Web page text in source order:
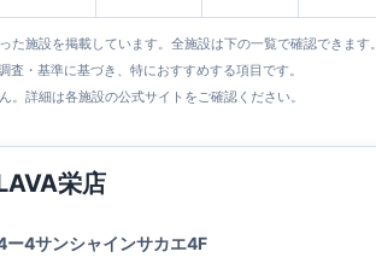
施設を掲載しています。全施設は下の一覧で確認できます。
・基準に基づき、特におすすめする項目です。
詳細は各施設の公式サイトをご確認ください。
栄店
4サンシャインサカエ4F